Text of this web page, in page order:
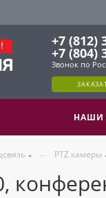
+7 (812)
+7 (804)
Звонок по
НАШИ
— PTZ камеры